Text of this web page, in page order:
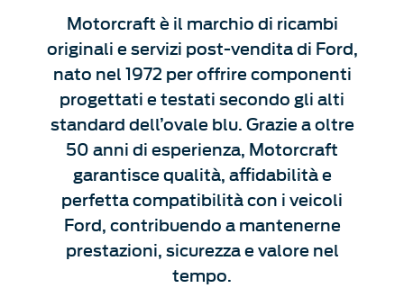
Motorcraft è il marchio di ricambi
originali e servizi post-vendita di Ford,
nato nel 1972 per offrire componenti
progettati e testati secondo gli alti
standard dell’ovale blu. Grazie a oltre
50 anni di esperienza, Motorcraft
garantisce qualità, affidabilità e
perfetta compatibilità con i veicoli
Ford, contribuendo a mantenerne
prestazioni, sicurezza e valore nel
tempo.